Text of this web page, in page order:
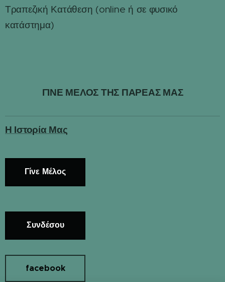
Τραπεζική Κατάθεση (online ή σε φυσικό
κατάστημα)
ΓΙΝΕ ΜΕΛΟΣ ΤΗΣ ΠΑΡΕΑΣ ΜΑΣ
Η Ιστορία Μας
Γίνε Μέλος
Συνδέσου
facebook